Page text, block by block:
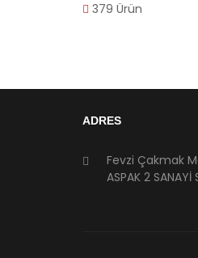
379 Ürün
ADRES
Fevzi Çakmak
ASPAK 2